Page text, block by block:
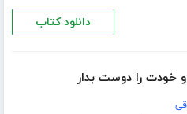
دانلود کتاب
خودت را دوست بدار